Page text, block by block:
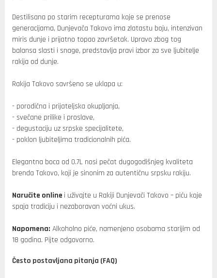
Destilisana po starim recepturama koje se prenose
generacijama, Dunjevača Takovo ima zlatastu boju, intenzivan
miris dunje i prijatno topao završetak. Upravo zbog tog
balansa slasti i snage, predstavlja pravi izbor za sve ljubitelje
rakija od dunje.
Rakija Takovo savršeno se uklapa u:
- porodična i prijateljska okupljanja,
- svečane prilike i proslave,
- degustaciju uz srpske specijalitete,
- poklon ljubiteljima tradicionalnih pića.
Elegantna boca od 0.7L nosi pečat dugogodišnjeg kvaliteta
brenda Takovo, koji je sinonim za autentičnu srpsku rakiju.
Naručite online i uživajte u Rakiji Dunjevači Takovo – piću koje
spaja tradiciju i nezaboravan voćni ukus.
Napomena: Alkoholno piće, namenjeno osobama starijim od
18 godina. Pijte odgovorno.
Često postavljana pitanja (FAQ)